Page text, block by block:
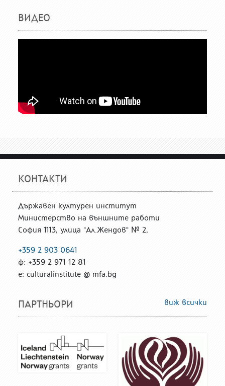
ВИДЕО
КОНТАКТИ
Държавен културен институт
Министерство на външните работи
София 1113, улица "Ал.Жендов" № 2,
+359 2 903 0641
ф: +359 2 971 12 81
е: culturalinstitute @ mfa.bg
ПАРТНЬОРИ виж всички